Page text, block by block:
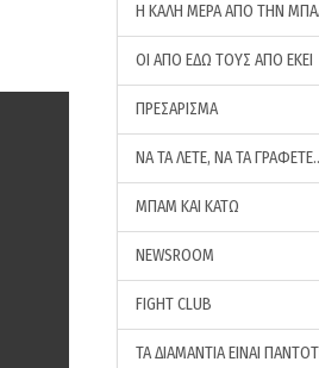
H ΚΑΛΗ ΜΕΡΑ ΑΠΟ ΤΗΝ
ΟΙ ΑΠΟ ΕΔΩ ΤΟΥΣ ΑΠΟ ΕΚΕΙ
ΠΡΕΣΑΡΙΣΜΑ
ΝΑ ΤΑ ΛΕΤΕ, ΝΑ ΤΑ
ΜΠΑΜ ΚΑΙ ΚΑΤΩ
NEWSROOM
FIGHT CLUB
ΤΑ ΔΙΑΜΑΝΤΙΑ ΕΙΝΑΙ